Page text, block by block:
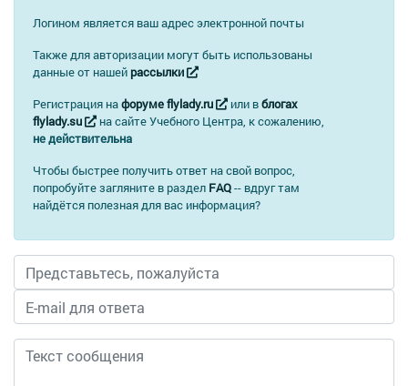
Логином является ваш адрес электронной почты
Также для авторизации могут быть использованы
данные от нашей рассылки
Регистрация нафоруме flylady.ru или вблогах
flylady.su
на сайте Учебного Центра, к сожалению,
не действительна
Чтобы быстрее получить ответ на свой вопрос,
попробуйте загляните в раздел FAQ-- вдруг там
найдётся полезная для вас информация?